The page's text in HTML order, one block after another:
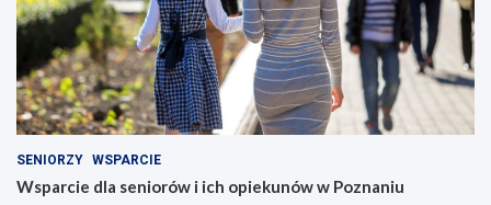
SENIORZY WSPARCIE
Wsparcie dla seniorów i ich opiekunów w Poznaniu